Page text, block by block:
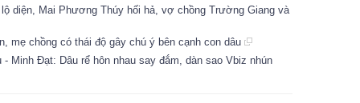
diện, Mai Phương Thúy hối hả, vợ chồng Trường Giang và
mẹ chồng có thái độ gây chú ý bên cạnh con dâu
Minh Đạt: Dâu rể hôn nhau say đắm, dàn sao Vbiz nhún